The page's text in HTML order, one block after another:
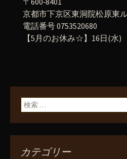
京都市下京区東洞院松原東
電話番号 0753520680
【5月のお休み☆】16日(水)
検索:
カテゴリー